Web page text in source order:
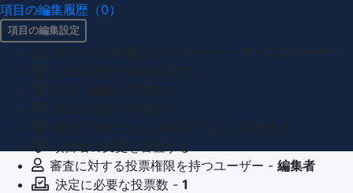
項目の編集履歴（0）
項目の編集設定
審査に対する投票権限を持つユーザー - 編集者
決定に必要な投票数 - 1